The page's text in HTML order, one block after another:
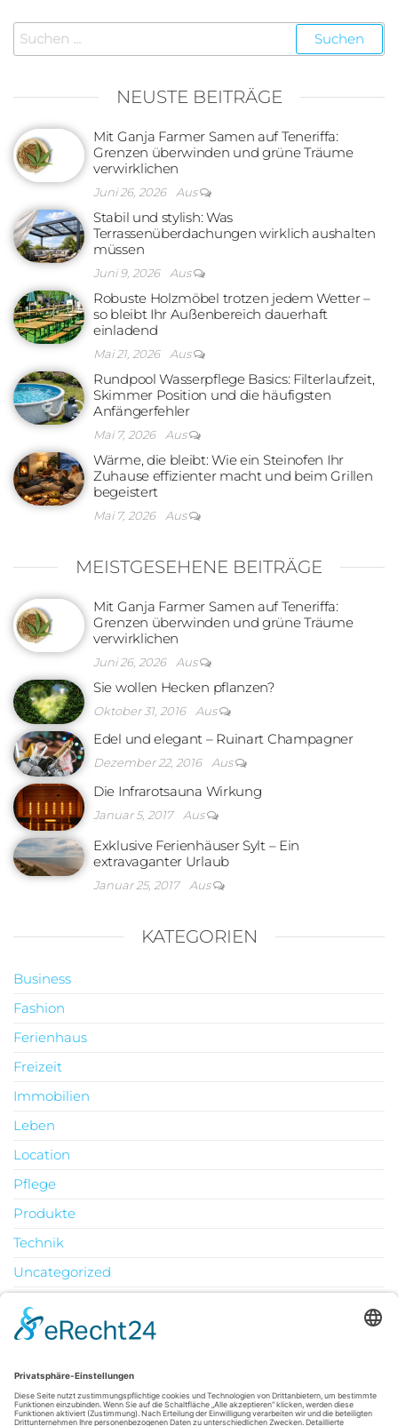
Suchen
nach:
NEUSTE BEITRÄGE
Mit Ganja Farmer Samen auf Teneriffa:
Grenzen überwinden und grüne Träume
verwirklichen
Juni 26, 2026 Aus
Stabil und stylish: Was
Terrassenüberdachungen wirklich aushalten
müssen
Juni 9, 2026 Aus
Robuste Holzmöbel trotzen jedem Wetter –
so bleibt Ihr Außenbereich dauerhaft
einladend
Mai 21, 2026 Aus
Rundpool Wasserpflege Basics: Filterlaufzeit,
Skimmer Position und die häufigsten
Anfängerfehler
Mai 7, 2026 Aus
Wärme, die bleibt: Wie ein Steinofen Ihr
Zuhause effizienter macht und beim Grillen
begeistert
Mai 7, 2026 Aus
MEISTGESEHENE BEITRÄGE
Mit Ganja Farmer Samen auf Teneriffa:
Grenzen überwinden und grüne Träume
verwirklichen
Juni 26, 2026 Aus
Sie wollen Hecken pflanzen?
Oktober 31, 2016 Aus
Edel und elegant – Ruinart Champagner
Dezember 22, 2016 Aus
Die Infrarotsauna Wirkung
Januar 5, 2017 Aus
Exklusive Ferienhäuser Sylt – Ein
extravaganter Urlaub
Januar 25, 2017 Aus
KATEGORIEN
Business
Fashion
Ferienhaus
Freizeit
Immobilien
Leben
Location
Pflege
Produkte
Technik
Uncategorized
M
D
1
2